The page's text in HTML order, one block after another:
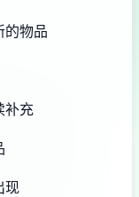
的物品
补充
现